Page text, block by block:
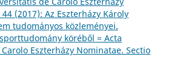
(2017): Az Eszterházy Károly
tudományos közleményei.
köréből = Acta
Eszterházy Nominatae. Sectio